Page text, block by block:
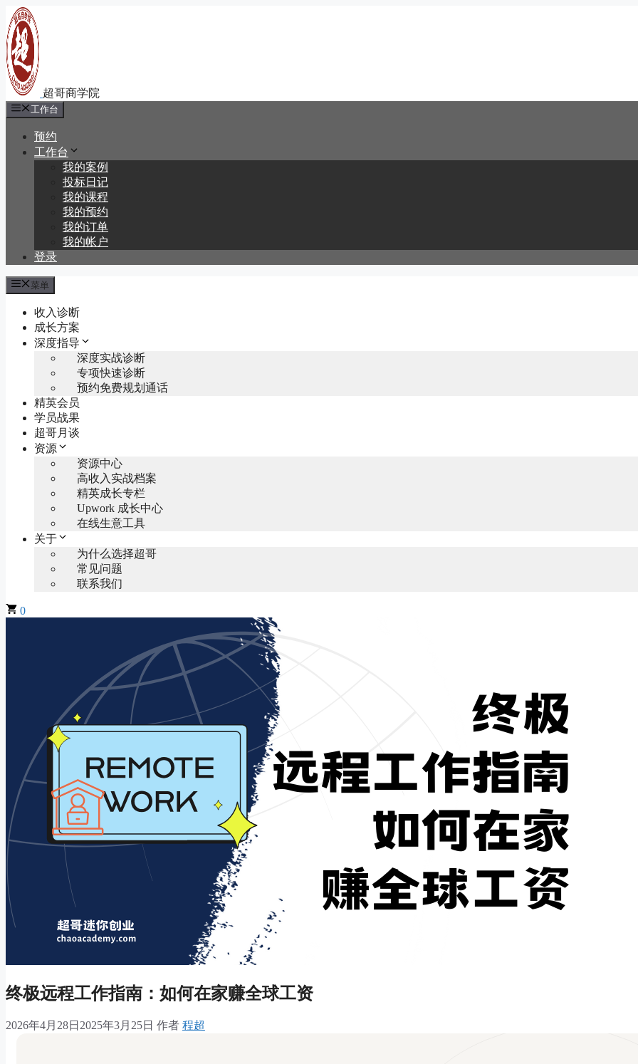
跳
至
内
容
工作台
预约
工作台
我的案例
投标日记
我的课程
我的预约
我的订单
我的帐户
登录
菜单
收入诊断
成长方案
深度指导
深度实战诊断
专项快速诊断
预约免费规划通话
精英会员
学员战果
超哥月谈
资源
资源中心
高收入实战档案
精英成长专栏
Upwork 成长中心
在线生意工具
关于
为什么选择超哥
常见问题
联系我们
0
终极远程工作指南：如何在家赚全球工资
2026年4月28日 2025年3月25日 作者 程超